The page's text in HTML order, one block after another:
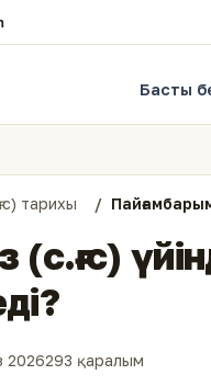
Басты
тарихы
2026293 қаралым